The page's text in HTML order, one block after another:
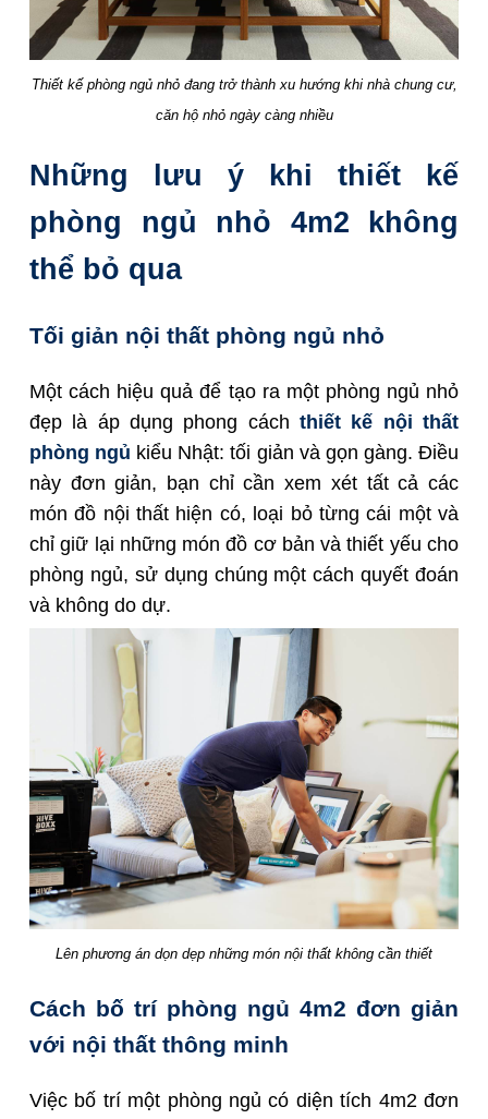
Thiết kế phòng ngủ nhỏ đang trở thành xu hướng khi nhà chung cư,
căn hộ nhỏ ngày càng nhiều
Những lưu ý khi thiết kế
phòng ngủ nhỏ 4m2 không
thể bỏ qua
Tối giản nội thất phòng ngủ nhỏ
Một cách hiệu quả để tạo ra một phòng ngủ nhỏ
đẹp là áp dụng phong cách thiết kế nội thất
phòng ngủ kiểu Nhật: tối giản và gọn gàng. Điều
này đơn giản, bạn chỉ cần xem xét tất cả các
món đồ nội thất hiện có, loại bỏ từng cái một và
chỉ giữ lại những món đồ cơ bản và thiết yếu cho
phòng ngủ, sử dụng chúng một cách quyết đoán
và không do dự.
Lên phương án dọn dẹp những món nội thất không cần thiết
Cách bố trí phòng ngủ 4m2 đơn giản
với nội thất thông minh
Việc bố trí một phòng ngủ có diện tích 4m2 đơn